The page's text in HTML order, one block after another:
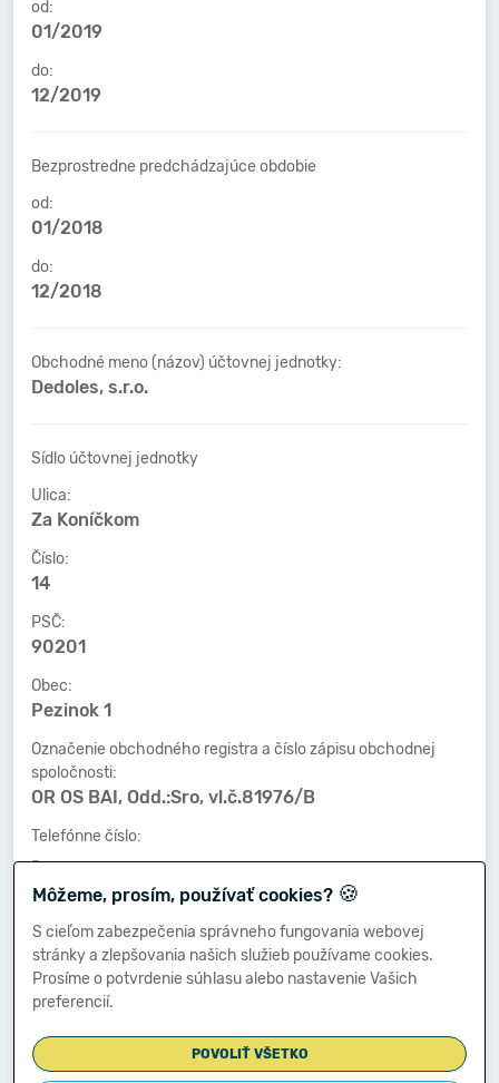
od:
01/2019
do:
12/2019
Bezprostredne predchádzajúce obdobie
od:
01/2018
do:
12/2018
Obchodné meno (názov) účtovnej jednotky:
Dedoles, s.r.o.
Sídlo účtovnej jednotky
Ulica:
Za Koníčkom
Číslo:
14
PSČ:
90201
Obec:
Pezinok 1
Označenie obchodného registra a číslo zápisu obchodnej
spoločnosti:
OR OS BAI, Odd.:Sro, vl.č.81976/B
Telefónne číslo:
-
Faxové číslo:
-
E-mailová adresa:
-
Zostavená dňa:
Môžeme, prosím, používať cookies? 🍪
S cieľom zabezpečenia správneho fungovania webovej
stránky a zlepšovania našich služieb používame cookies.
Prosíme o potvrdenie súhlasu alebo nastavenie Vašich
preferencií.
POVOLIŤ VŠETKO